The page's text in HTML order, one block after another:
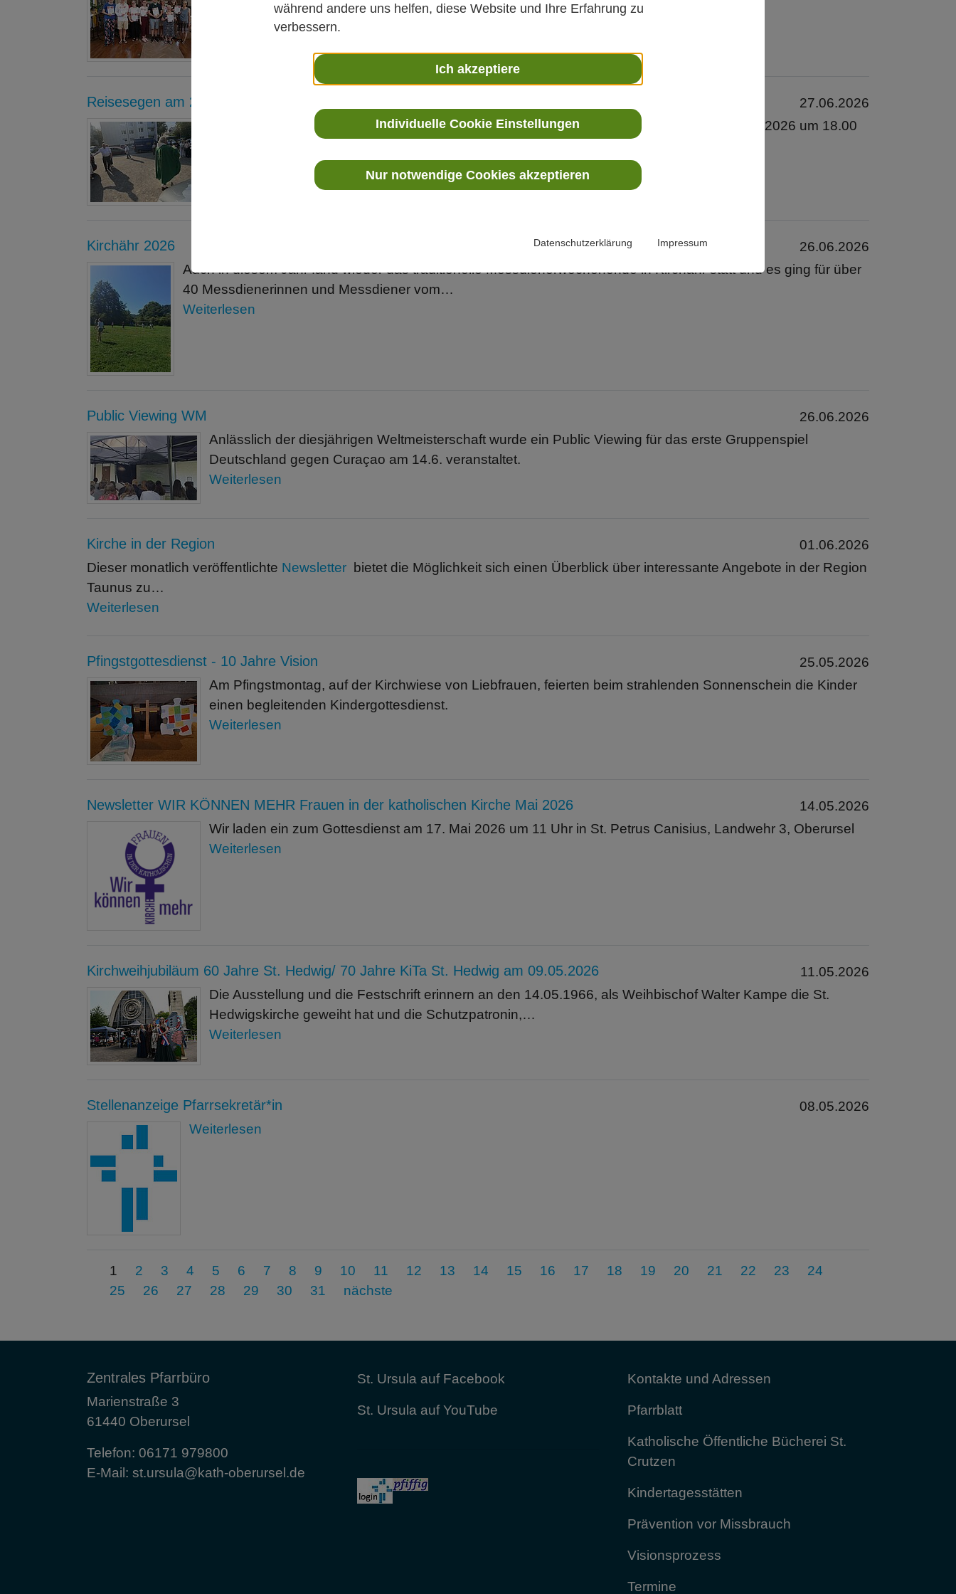
während andere uns helfen, diese Website und Ihre Erfahrung zu
verbessern.
Ich akzeptiere
Individuelle Cookie Einstellungen
Nur notwendige Cookies akzeptieren
Datenschutzerklärung Impressum
Weiterlesen
27.06.2026
Reisesegen am 27.06.2026 in St. Hedwig
Die Gemeinde St. Hedwig hatte zum Gottesdienst mit Reisesegen am Samstag, den 27.06.2026 um 18.00
26.06.2026
Kirchähr 2026
Auch in diesem Jahr fand wieder das traditionelle Messdienerwochenende in Kirchähr statt und es ging für über
40 Messdienerinnen und Messdiener vom…
Weiterlesen
26.06.2026
Public Viewing WM
Anlässlich der diesjährigen Weltmeisterschaft wurde ein Public Viewing für das erste Gruppenspiel
Deutschland gegen Curaçao am 14.6. veranstaltet.
Weiterlesen
01.06.2026
Kirche in der Region
Dieser monatlich veröffentlichte Newsletter bietet die Möglichkeit sich einen Überblick über interessante Angebote in der Region
Taunus zu…
Weiterlesen
25.05.2026
Pfingstgottesdienst - 10 Jahre Vision
Am Pfingstmontag, auf der Kirchwiese von Liebfrauen, feierten beim strahlenden Sonnenschein die Kinder
einen begleitenden Kindergottesdienst.
Weiterlesen
14.05.2026
Newsletter WIR KÖNNEN MEHR Frauen in der katholischen Kirche Mai 2026
Wir laden ein zum Gottesdienst am 17. Mai 2026 um 11 Uhr in St. Petrus Canisius, Landwehr 3, Oberursel
Weiterlesen
11.05.2026
Kirchweihjubiläum 60 Jahre St. Hedwig/ 70 Jahre KiTa St. Hedwig am 09.05.2026
Die Ausstellung und die Festschrift erinnern an den 14.05.1966, als Weihbischof Walter Kampe die St.
Hedwigskirche geweiht hat und die Schutzpatronin,…
Weiterlesen
08.05.2026
Stellenanzeige Pfarrsekretär*in
Weiterlesen
1 2 3 4 5 6 7 8 9 10 11 12 13 14 15 16 17 18 19 20 21 22 23
24
25
26 27 28 29 30 31 nächste
Zentrales Pfarrbüro
Marienstraße 3
61440 Oberursel
Telefon: 06171 979800
E-Mail: st.ursula@kath-oberursel.de
St. Ursula auf Facebook
St. Ursula auf YouTube
Kontakte und Adressen
Pfarrblatt
Katholische Öffentliche Bücherei St.
Crutzen
Kindertagesstätten
Prävention vor Missbrauch
Visionsprozess
Termine